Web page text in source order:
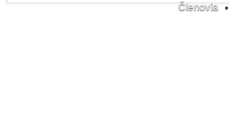
Členovia